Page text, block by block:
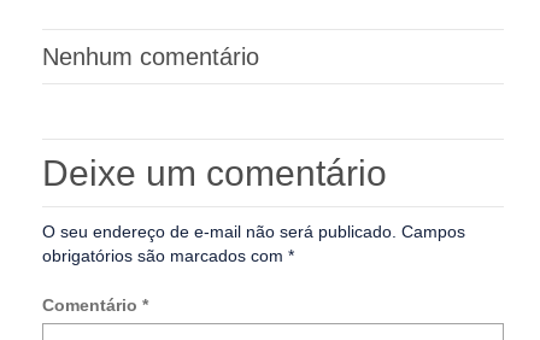
Nenhum comentário
Deixe um comentário
O seu endereço de e-mail não será publicado. Campos
obrigatórios são marcados com *
Comentário *